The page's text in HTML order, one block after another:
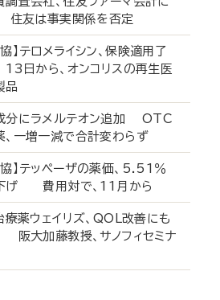
友は事実関係を否定
協】テロメライシン、保険適用了
から、オンコリスの再生医
品
分にラメルテオン追加 OTC
、一増一減で合計変わらず
協】テッペーザの薬価、5.51％
げ 費用対で、11月から
薬ウェイリズ、QOL改善にも
大加藤教授、サノフィセミナ